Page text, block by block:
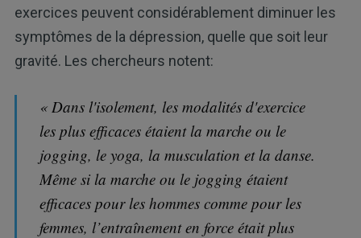
exercices peuvent considérablement diminuer les
symptômes de la dépression, quelle que soit leur
gravité. Les chercheurs notent:
« Dans l'isolement, les modalités d'exercice
les plus efficaces étaient la marche ou le
jogging, le yoga, la musculation et la danse.
Même si la marche ou le jogging étaient
efficaces pour les hommes comme pour les
femmes, l’entraînement en force était plus